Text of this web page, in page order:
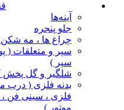
آینه‌ها
جلو پنجره
چراغ‌ ها ، مه‌ شکن
سپر و متعلقات (
سپر )
شلگیر و گل‌ پخش‌
بدنه فلزی ( درب
فلزی ، سینی فن ،
موتور )